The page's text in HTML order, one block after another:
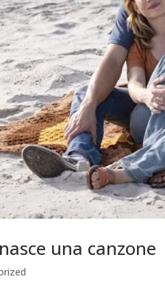
una canzone